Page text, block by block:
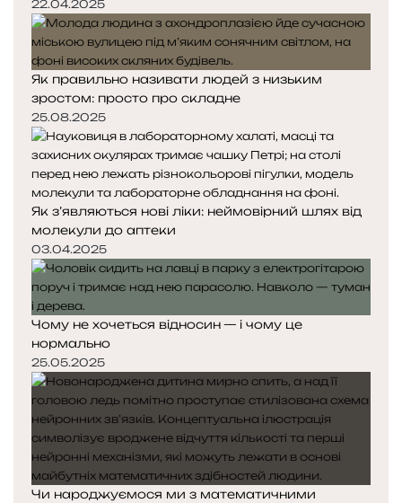
22.04.2025
Як правильно називати людей з низьким
зростом: просто про складне
25.08.2025
Як з’являються нові ліки: неймовірний шлях від
молекули до аптеки
03.04.2025
Чому не хочеться відносин — і чому це
нормально
25.05.2025
Чи народжуємося ми з математичними